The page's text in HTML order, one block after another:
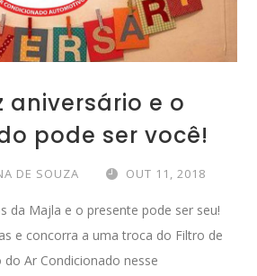
aniversário e o
pode ser você!
DE SOUZA OUT 11, 2018
da Majla e o presente pode ser seu!
e concorra a uma troca do Filtro de
do Ar Condicionado nesse